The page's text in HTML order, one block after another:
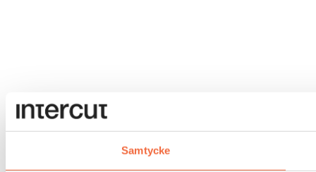
Samtycke